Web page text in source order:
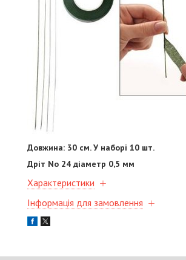
Довжина: 30 см. У наборі 10 шт.
Дріт No 24 діаметр 0,5 мм
Характеристики
Інформація для замовлення